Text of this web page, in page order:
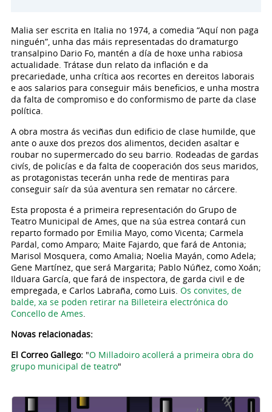
Malia ser escrita en Italia no 1974, a comedia “Aquí non paga
ninguén”, unha das máis representadas do dramaturgo
transalpino Dario Fo, mantén a día de hoxe unha rabiosa
actualidade. Trátase dun relato da inflación e da
precariedade, unha crítica aos recortes en dereitos laborais
e aos salarios para conseguir máis beneficios, e unha mostra
da falta de compromiso e do conformismo de parte da clase
política.
A obra mostra ás veciñas dun edificio de clase humilde, que
ante o auxe dos prezos dos alimentos, deciden asaltar e
roubar no supermercado do seu barrio. Rodeadas de gardas
civís, de policías e da falta de cooperación dos seus maridos,
as protagonistas tecerán unha rede de mentiras para
conseguir saír da súa aventura sen rematar no cárcere.
Esta proposta é a primeira representación do Grupo de
Teatro Municipal de Ames, que na súa estrea contará cun
reparto formado por Emilia Mayo, como Vicenta; Carmela
Pardal, como Amparo; Maite Fajardo, que fará de Antonia;
Marisol Mosquera, como Amalia; Noelia Mayán, como Adela;
Gene Martínez, que será Margarita; Pablo Núñez, como Xoán;
Ilduara García, que fará de inspectora, de garda civil e de
empregada, e Carlos Labraña, como Luis. Os convites, de
balde, xa se poden retirar na Billeteira electrónica do
Concello de Ames.
Novas relacionadas:
El Correo Gallego:"O Milladoiro acollerá a primeira obra do
grupo municipal de teatro"